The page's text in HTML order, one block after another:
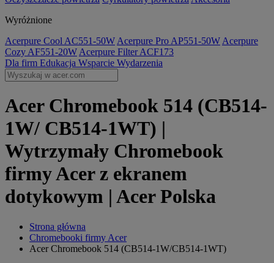
Wyróżnione
Acerpure Cool AC551-50W Acerpure Pro AP551-50W Acerpure
Cozy AF551-20W Acerpure Filter ACF173
Dla firm Edukacja Wsparcie Wydarzenia
Acer Chromebook 514 (CB514-
1W/ CB514-1WT) |
Wytrzymały Chromebook
firmy Acer z ekranem
dotykowym | Acer Polska
Strona główna
Chromebooki firmy Acer
Acer Chromebook 514 (CB514-1W/CB514-1WT)